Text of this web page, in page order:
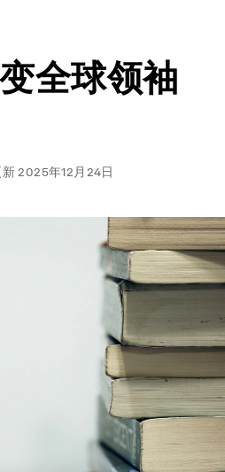
全球领袖
新2025年12月24日